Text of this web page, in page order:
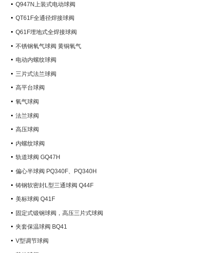
Q947N上装式电动球阀
QT61F全通径焊接球阀
Q61F埋地式全焊接球阀
不锈钢氧气球阀 黄铜氧气
电动内螺纹球阀
三片式法兰球阀
高平台球阀
氧气球阀
法兰球阀
高压球阀
内螺纹球阀
轨道球阀 GQ47H
偏心半球阀 PQ340F、PQ340H
铸钢软密封L型三通球阀 Q44F
美标球阀 Q41F
固定式锻钢球阀，高压三片式球阀
Q347Y,Q347F
夹套保温球阀 BQ41
V型调节球阀